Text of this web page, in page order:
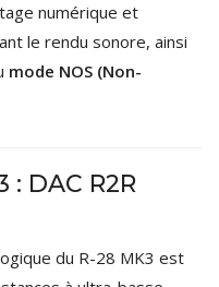
numérique et
le rendu sonore, ainsi
mode NOS (Non-
: DAC R2R
du R-28 MK3 est